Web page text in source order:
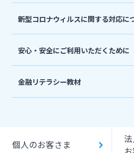
お問い合わせ先一覧
新型コロナウィルスに関する対応に
安心・安全にご利用いただくために
金融リテラシー教材
個人のお客さま